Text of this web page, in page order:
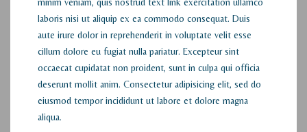
laboris nisi ut aliquip ex ea commodo consequat. Duis
aute irure dolor in reprehenderit in voluptate velit esse
cillum dolore eu fugiat nulla pariatur. Excepteur sint
occaecat cupidatat non proident, sunt in culpa qui officia
deserunt mollit anim. Consectetur adipisicing elit, sed do
eiusmod tempor incididunt ut labore et dolore magna
aliqua.